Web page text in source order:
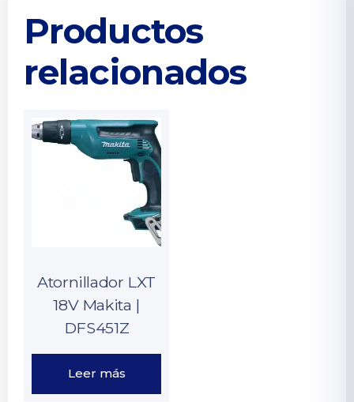
Productos
relacionados
Atornillador LXT
18V Makita |
DFS451Z
Leer más